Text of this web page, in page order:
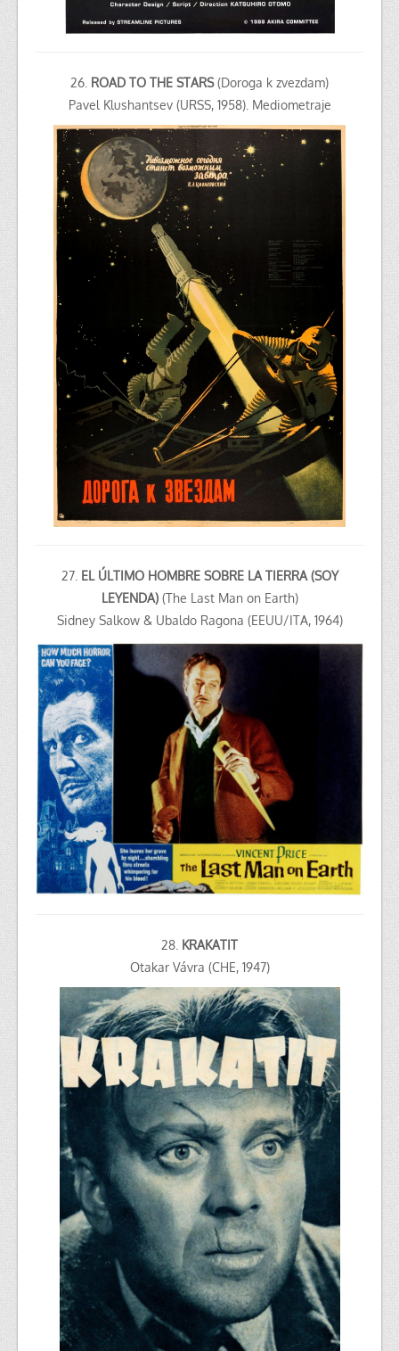
26. ROAD TO THE STARS(Doroga k zvezdam)
Pavel Klushantsev (URSS, 1958). Mediometraje
27. EL ÚLTIMO HOMBRE SOBRE LA TIERRA (SOY
LEYENDA) (The Last Man on Earth)
Sidney Salkow & Ubaldo Ragona (EEUU/ITA, 1964)
28. KRAKATIT
Otakar Vávra (CHE, 1947)